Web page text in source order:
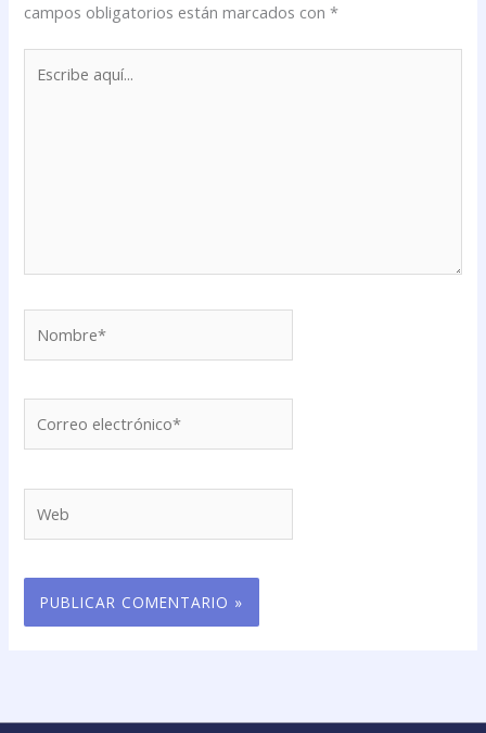
campos obligatorios están marcados con*
aquí...
electrónico*